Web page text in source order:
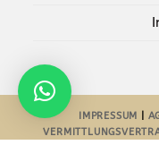
IMPRESSUM